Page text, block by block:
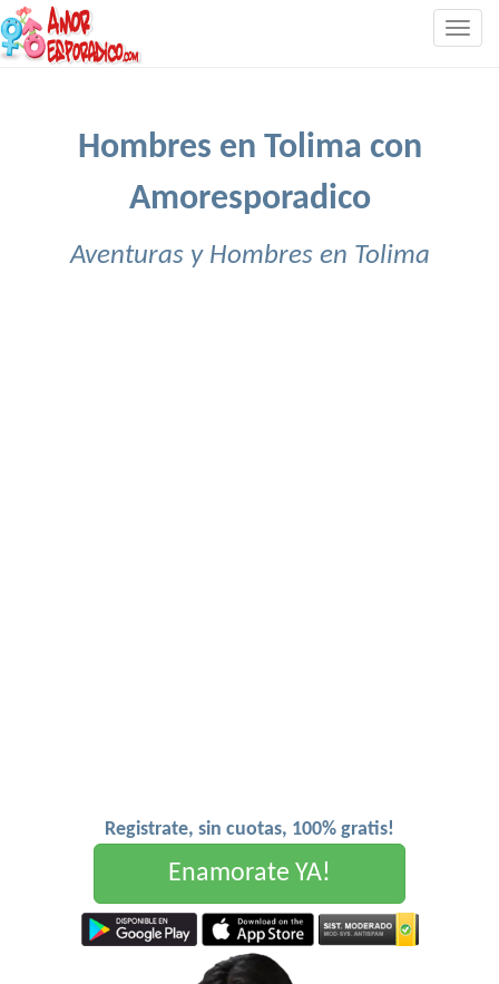
Hombres en Tolima con
Amoresporadico
Aventuras y Hombres en Tolima
Registrate, sin cuotas, 100% gratis!
Enamorate YA!